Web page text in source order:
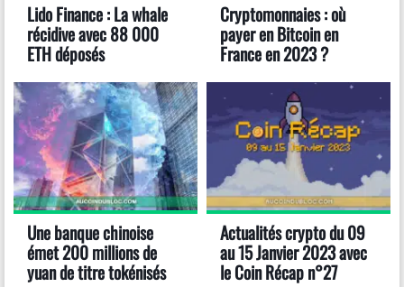
Lido Finance : La whale
récidive avec 88 000
ETH déposés
Cryptomonnaies : où
payer en Bitcoin en
France en 2023 ?
Une banque chinoise
émet 200 millions de
yuan de titre tokénisés
Actualités crypto du 09
au 15 Janvier 2023 avec
le Coin Récap n°27